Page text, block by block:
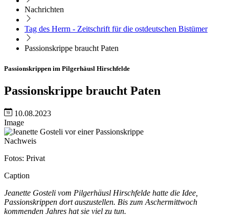
Nachrichten
Tag des Herrn - Zeitschrift für die ostdeutschen Bistümer
Passionskrippe braucht Paten
Passionskrippen im Pilgerhäusl Hirschfelde
Passionskrippe braucht Paten
10.08.2023
Image
Nachweis
Fotos: Privat
Caption
Jeanette Gosteli vom Pilgerhäusl Hirschfelde hatte die Idee,
Passionskrippen dort auszustellen. Bis zum Aschermittwoch
kommenden Jahres hat sie viel zu tun.